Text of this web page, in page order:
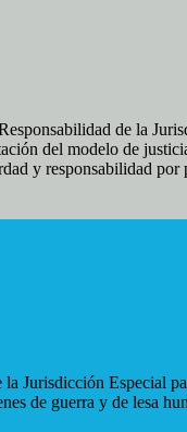
de la
del modelo de
y responsabilidad por
Jurisdicción Especial
de guerra y de lesa